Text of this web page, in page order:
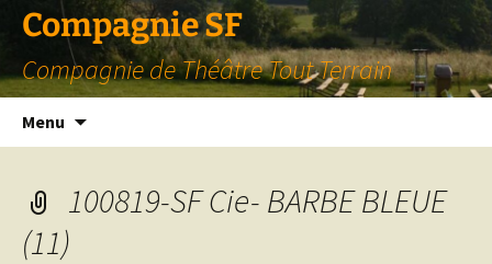
Compagnie SF
Compagnie de Théâtre Tout Terrain
Menu
100819-SF Cie- BARBE BLEUE
(11)